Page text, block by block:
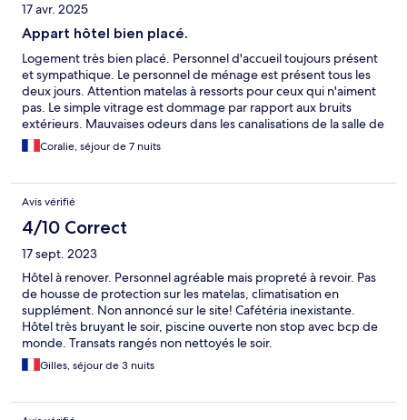
17 avr. 2025
Appart hôtel bien placé.
Logement très bien placé. Personnel d'accueil toujours présent
et sympathique. Le personnel de ménage est présent tous les
deux jours. Attention matelas à ressorts pour ceux qui n'aiment
pas. Le simple vitrage est dommage par rapport aux bruits
extérieurs. Mauvaises odeurs dans les canalisations de la salle de
douche.
Coralie, séjour de 7 nuits
Avis vérifié
4/10 Correct
17 sept. 2023
Hôtel à renover. Personnel agréable mais propreté à revoir. Pas
de housse de protection sur les matelas, climatisation en
supplément. Non annoncé sur le site! Cafétéria inexistante.
Hôtel très bruyant le soir, piscine ouverte non stop avec bcp de
monde. Transats rangés non nettoyés le soir.
Gilles, séjour de 3 nuits